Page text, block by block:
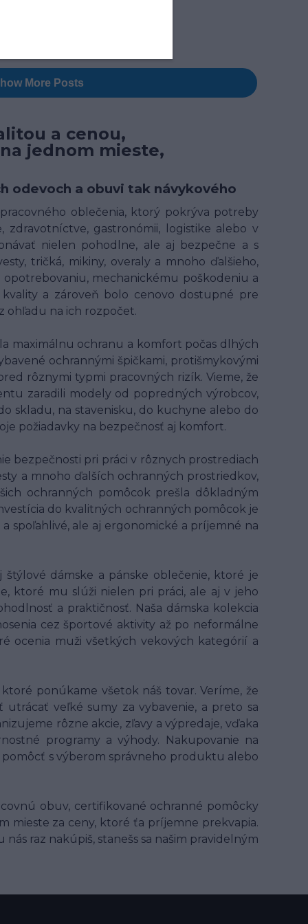
a cenou,
jednom mieste,
odevoch a obuvi tak návykového
oblečenia, ktorý pokrýva potreby
zdravotníctve, gastronómii, logistike alebo v
nielen pohodlne, ale aj bezpečne a s
tričká, mikiny, overaly a mnoho ďalšieho,
mechanickému poškodeniu a
a zároveň bolo cenovo dostupné pre
ohľadu na ich rozpočet.
maximálnu ochranu a komfort počas dlhých
ochrannými špičkami, protišmykovými
rôznymi typmi pracovných rizík. Vieme, že
zaradili modely od popredných výrobcov,
skladu, na stavenisku, do kuchyne alebo do
požiadavky na bezpečnosť aj komfort.
bezpečnosti pri práci v rôznych prostrediach
a mnoho ďalších ochranných prostriedkov,
ochranných pomôcok prešla dôkladným
do kvalitných ochranných pomôcok je
spoľahlivé, ale aj ergonomické a príjemné na
dámske a pánske oblečenie, ktoré je
ktoré mu slúži nielen pri práci, ale aj v jeho
a praktičnosť. Naša dámska kolekcia
cez športové aktivity až po neformálne
ocenia muži všetkých vekových kategórií a
ponúkame všetok náš tovar. Veríme, že
veľké sumy za vybavenie, a preto sa
rôzne akcie, zľavy a výpredaje, vďaka
programy a výhody. Nakupovanie na
s výberom správneho produktu alebo
obuv, certifikované ochranné pomôcky
mieste za ceny, ktoré ťa príjemne prekvapia.
raz nakúpiš, stanešs sa našim pravidelným